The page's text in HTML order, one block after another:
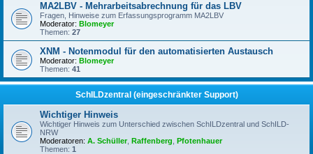
MA2LBV - Mehrarbeitsabrechnung für das LBV
Fragen, Hinweise zum Erfassungsprogramm MA2LBV
Moderator: Blomeyer
Themen: 27
XNM - Notenmodul für den automatisierten Austausch
Moderator: Blomeyer
Themen: 41
SchILDzentral (eingeschränkter Support)
Wichtiger Hinweis
Wichtiger Hinweis zum Unterschied zwischen SchILDzentral und SchILD-
NRW
Moderatoren: A. Schüller, Raffenberg Pfotenhauer
Themen: 1